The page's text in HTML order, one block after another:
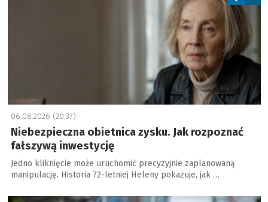
06.08.2026 (20:37)
Niebezpieczna obietnica zysku. Jak rozpoznać
fałszywą inwestycję
Jedno kliknięcie może uruchomić precyzyjnie zaplanowaną
manipulację. Historia 72-letniej Heleny pokazuje, jak …
a